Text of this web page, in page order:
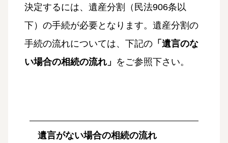
決定するには、遺産分割（民法906条以
下）の手続が必要となります。遺産分割の
手続の流れについては、下記の 「遺言のな
い場合の相続の流れ」 をご参照下さい。
遺言がない場合の相続の流れ